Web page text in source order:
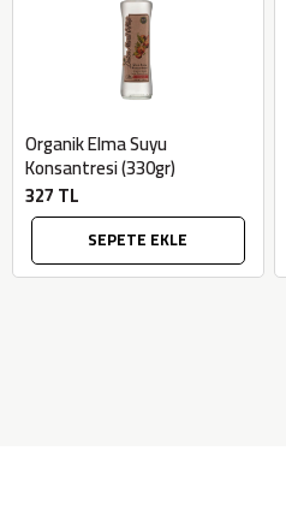
Organik Elma Suyu
Konsantresi (330gr)
327 TL
SEPETE EKLE